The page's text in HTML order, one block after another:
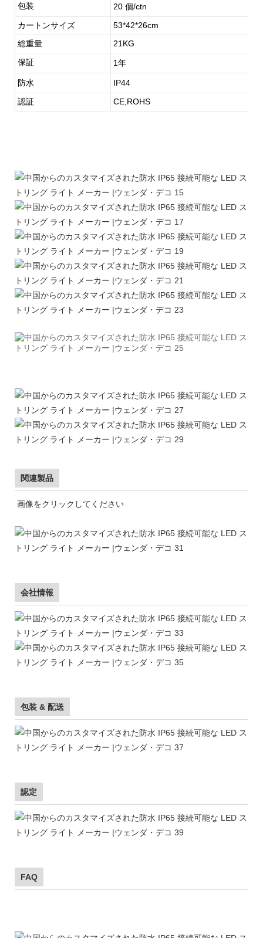
包装
20 個/ctn
カートンサイズ
53*42*26cm
総重量
21KG
保証
1年
防水
IP44
認証
CE,ROHS
関連製品
画像をクリックしてください
会社情報
包装 & 配送
認定
FAQ